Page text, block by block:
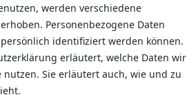
werden verschiedene
Personenbezogene Daten
identifiziert werden können.
erläutert, welche Daten wir
Sie erläutert auch, wie und zu